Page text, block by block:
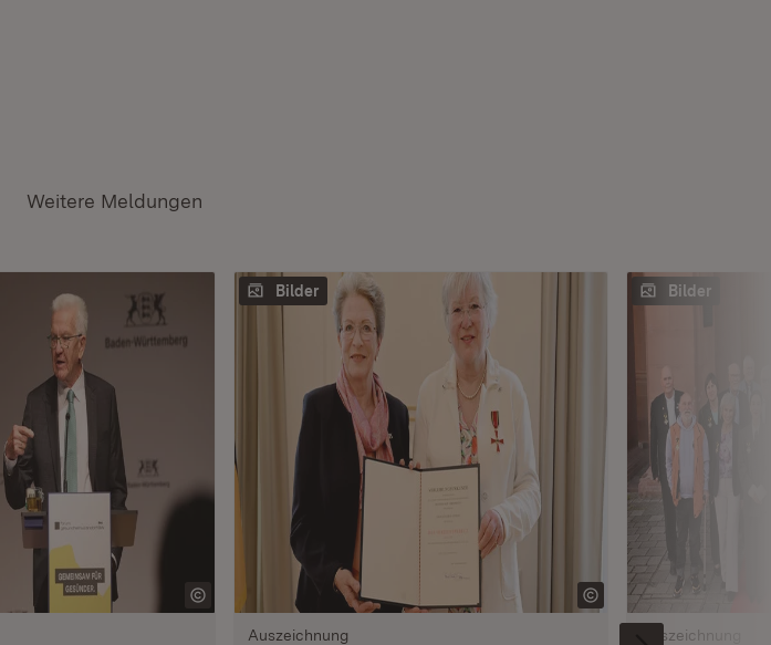
Weitere Meldungen
Bilder
Auszeichnung
Bilder
Auszeichnung